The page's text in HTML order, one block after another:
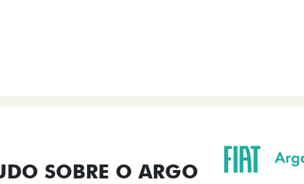
SOBRE O ARGO